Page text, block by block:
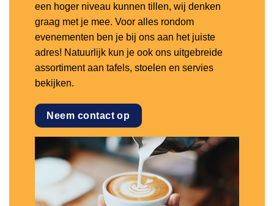
een hoger niveau kunnen tillen, wij denken
graag met je mee. Voor alles rondom
evenementen ben je bij ons aan het juiste
adres! Natuurlijk kun je ook ons uitgebreide
assortiment aan tafels, stoelen en servies
bekijken.
Neem contact op